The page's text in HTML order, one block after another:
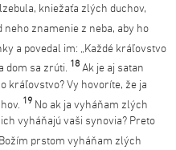
kniežaťa zlých duchov,
neho znamenie z neba, aby ho
a povedal im: „Každé kráľovstvo
dom sa zrúti. 18 Ak je aj satan
kráľovstvo? Vy hovoríte, že ja
19 No ak ja vyháňam zlých
vyháňajú vaši synovia? Preto
prstom vyháňam zlých